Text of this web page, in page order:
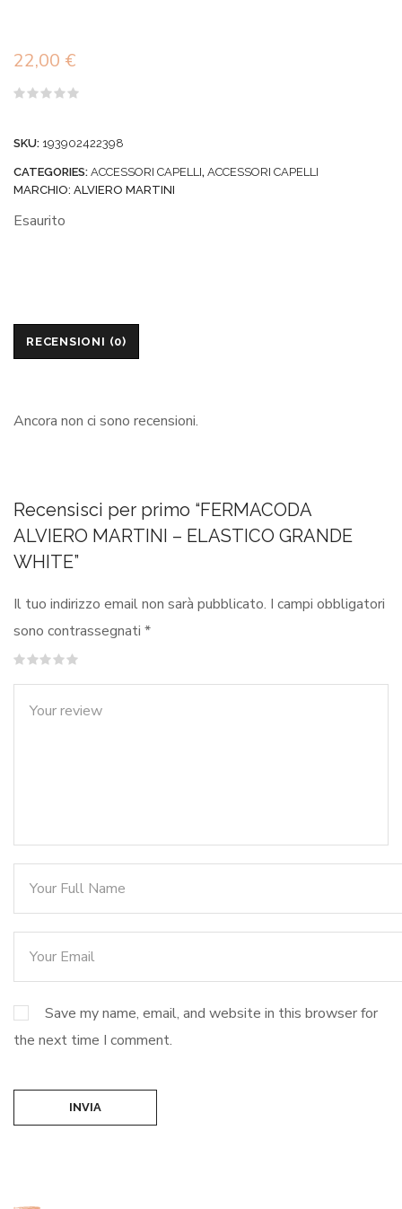
22,00 €
5
SKU: 193902422398
CATEGORIES: ACCESSORI CAPELLI, ACCESSORI CAPELLI
MARCHIO: ALVIERO MARTINI
Esaurito
RECENSIONI (0)
Ancora non ci sono recensioni.
Recensisci per primo “FERMACODA
ALVIERO MARTINI – ELASTICO GRANDE
WHITE”
Il tuo indirizzo email non sarà pubblicato. I campi obbligatori
sono contrassegnati *
Save my name, email, and website in this browser for
the next time I comment.
INVIA